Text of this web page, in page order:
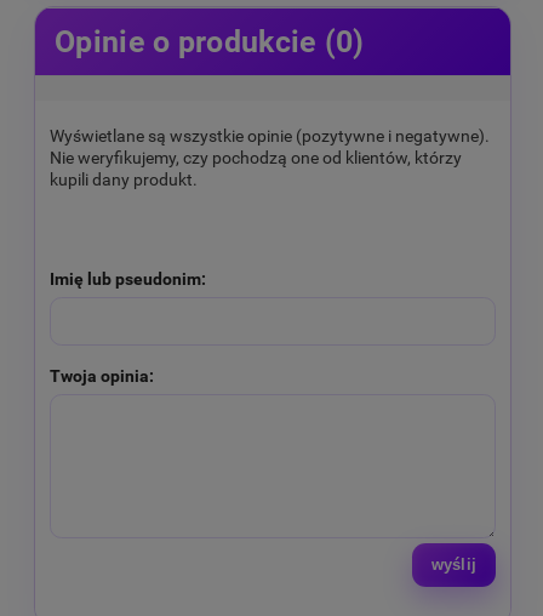
Opinie o produkcie (0)
Wyświetlane są wszystkie opinie (pozytywne i negatywne).
Nie weryfikujemy, czy pochodzą one od klientów, którzy
kupili dany produkt.
Imię lub pseudonim:
Twoja opinia:
wyślij